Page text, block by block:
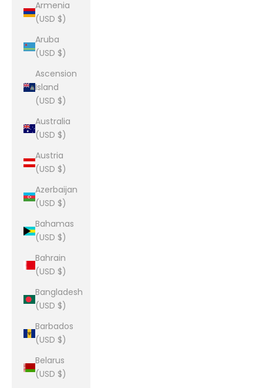
Armenia
(USD $)
Aruba
(USD $)
Ascension
Island
(USD $)
Australia
(USD $)
Austria
(USD $)
Azerbaijan
(USD $)
Bahamas
(USD $)
Bahrain
(USD $)
Bangladesh
(USD $)
Barbados
(USD $)
Belarus
(USD $)